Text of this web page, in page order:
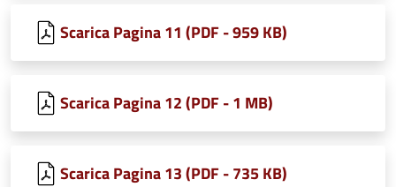
Scarica Pagina 11 (PDF - 959 KB)
Scarica Pagina 12 (PDF - 1 MB)
Scarica Pagina 13 (PDF - 735 KB)